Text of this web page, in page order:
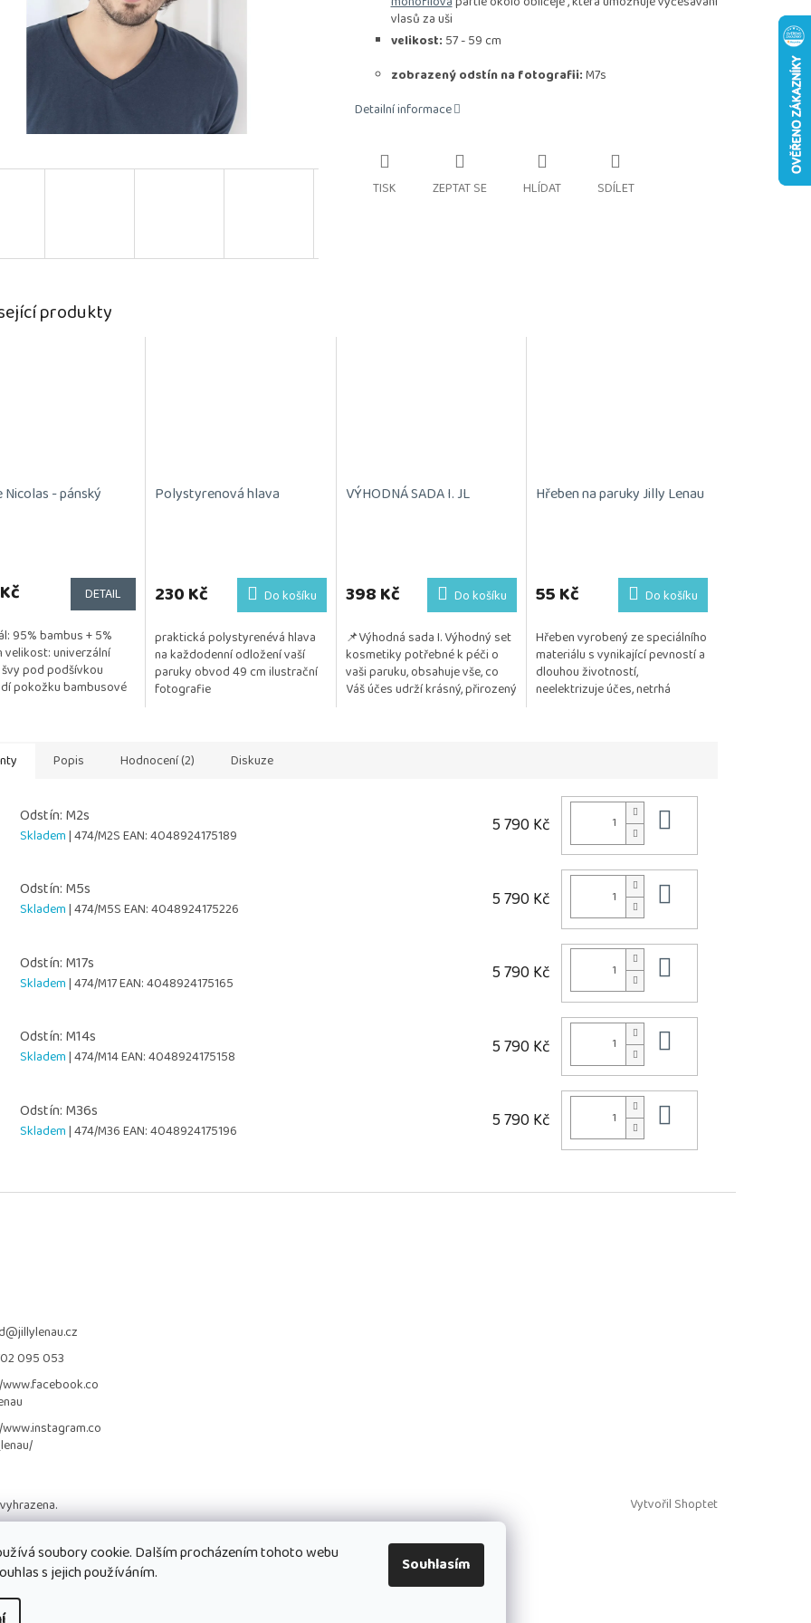
soubory cookie. Dalším procházením tohoto webu
s jejich používáním.
Souhlasím
vlasů za uši
velikost: 57 - 59 cm
zobrazený odstín na fotografii:M7s
Detailní informace
TISK ZEPTAT SE HLÍDAT SDÍLET
produkty
Nicolas - pánský
DETAIL
95% bambus + 5%
velikost: univerzální
pod podšívkou
pokožku bambusové
Polystyrenová hlava
230 Kč Do košíku
praktická polystyrenévá hlava
na každodenní odložení vaší
paruky obvod 49 cm ilustrační
fotografie
VÝHODNÁ SADA I. JL
398 Kč Do košíku
📌Výhodná sada I. Výhodný set
kosmetiky potřebné k péči o
vaši paruku, obsahuje vše, co
Váš účes udrží krásný, přirozený
Hřeben na paruky Jilly Lenau
55 Kč Do košíku
Hřeben vyrobený ze speciálního
materiálu s vynikající pevností a
dlouhou životností,
neelektrizuje účes, netrhá
Popis Hodnocení (2) Diskuze
Odstín: M2s
Skladem| 474/M2SEAN:4048924175189 5 790 Kč
Odstín: M5s
Skladem| 474/M5SEAN:4048924175226 5 790 Kč
Odstín: M17s
Skladem| 474/M17EAN:4048924175165 5 790 Kč
Odstín: M14s
Skladem| 474/M14EAN:4048924175158 5 790 Kč
Odstín: M36s
Skladem| 474/M36EAN:4048924175196 5 790 Kč
@jillylenau.cz
095 053
Vytvořil Shoptet